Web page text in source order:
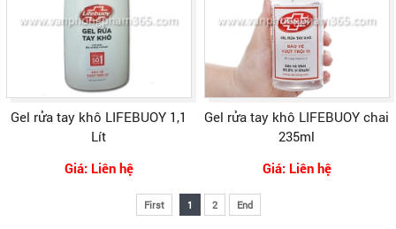
Gel rửa tay khô LIFEBUOY 1,1
Lít
Giá: Liên hệ
Gel rửa tay khô LIFEBUOY chai
235ml
Giá: Liên hệ
First 1 2 End